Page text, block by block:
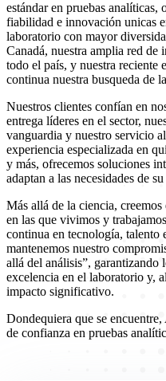
estándar en pruebas analíticas,
fiabilidad e innovación unicas
laboratorio con mayor
Canadá, nuestra amplia red de
todo el país, y nuestra reciente
continua nuestra busqueda de
Nuestros clientes confían en
entrega líderes en el sector,
vanguardia y nuestro servicio
experiencia especializada en
y más, ofrecemos soluciones
adaptan a las necesidades de su
Más allá de la ciencia,
en las que vivimos y
continua en tecnología, talento
mantenemos nuestro
allá del análisis”, garantizando
excelencia en el laboratorio y,
impacto significativo.
Dondequiera que se
de confianza en pruebas